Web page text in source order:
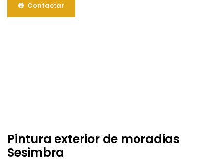
Contactar
Pintura exterior de moradias
Sesimbra